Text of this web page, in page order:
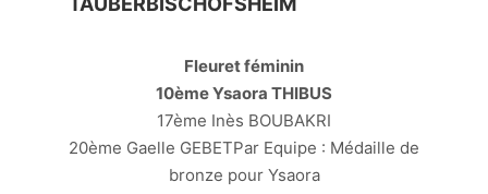
Fleuret féminin
10ème Ysaora THIBUS
17ème Inès BOUBAKRI
20ème Gaelle GEBETPar Equipe : Médaille de
bronze pour Ysaora